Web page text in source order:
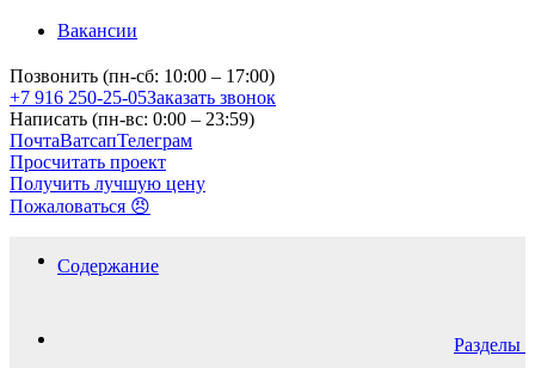
Вакансии
Позвонить (пн-сб: 10:00 – 17:00)
+7 916 250-25-05Заказать звонок
Написать (пн-вс: 0:00 – 23:59)
ПочтаВатсапТелеграм
Просчитать проект
Получить лучшую цену
Пожаловаться 😠
Содержание
Разделы